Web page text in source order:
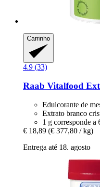
Carrinho
4.9 (33)
Raab Vitalfood
Edulcorante de
Extrato branco
1 g corresponde a
€ 18,89 (€ 377,80 / kg)
Entrega até 18. agosto